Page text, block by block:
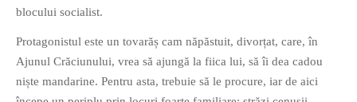
blocului socialist.
Protagonistul este un tovarăș cam năpăstuit, divorțat, care, în
Ajunul Crăciunului, vrea să ajungă la fiica lui, să îi dea cadou
niște mandarine. Pentru asta, trebuie să le procure, iar de aici